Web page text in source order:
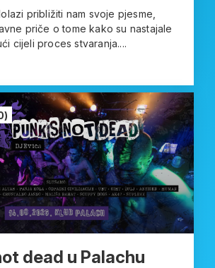
približiti nam svoje pjesme,
priče o tome kako su nastajale
cijeli proces stvaranja....
dead u Palachu